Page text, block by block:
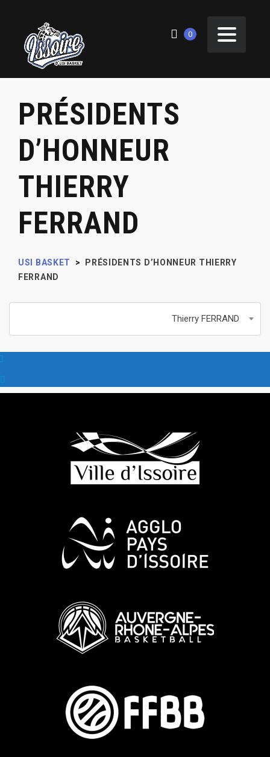
0
PRÉSIDENTS
D’HONNEUR
THIERRY
FERRAND
USI BASKET > PRÉSIDENTS D’HONNEUR THIERRY
FERRAND
Thierry FERRAND